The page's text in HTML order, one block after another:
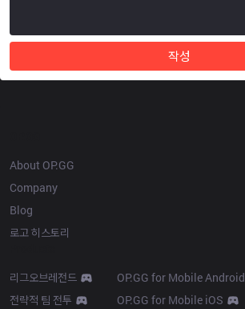
작성
About OP.GG
Company
Blog
로고 히스토리
리그오브레전드
전략적 팀 전투
OP.GG for Mobile Android
OP.GG for Mobile iOS